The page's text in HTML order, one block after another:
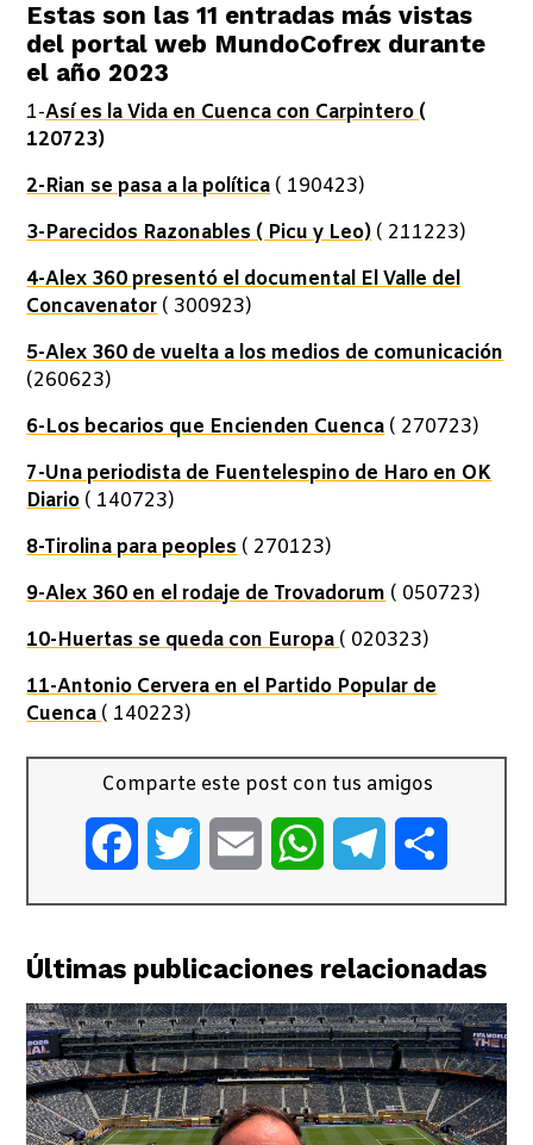
Estas son las 11 entradas más vistas
del portal web MundoCofrex durante
el año 2023
1-Así es la Vida en Cuenca con Carpintero (
120723)
2-Rian se pasa a la política ( 190423)
3-Parecidos Razonables ( Picu y Leo) ( 211223)
4-Alex 360 presentó el documental El Valle del
Concavenator ( 300923)
5-Alex 360 de vuelta a los medios de comunicación
(260623)
6-Los becarios que Encienden Cuenca ( 270723)
7-Una periodista de Fuentelespino de Haro en OK
Diario ( 140723)
8-Tirolina para peoples ( 270123)
9-Alex 360 en el rodaje de Trovadorum ( 050723)
10-Huertas se queda con Europa ( 020323)
11-Antonio Cervera en el Partido Popular de
Cuenca ( 140223)
Comparte este post con tus amigos
FacebookTwitter Email WhatsAppTelegram
Últimas publicaciones relacionadas